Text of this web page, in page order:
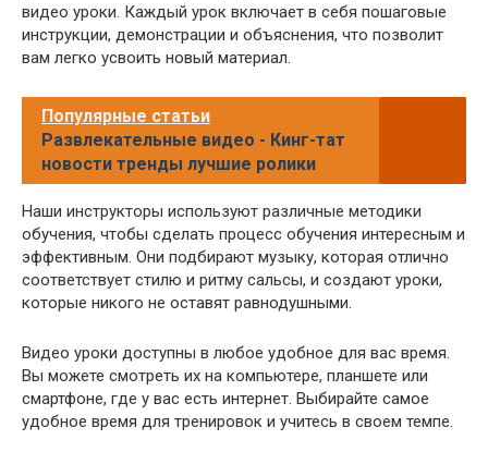
видео уроки. Каждый урок включает в себя пошаговые
инструкции, демонстрации и объяснения, что позволит
вам легко усвоить новый материал.
Популярные статьи
Развлекательные видео - Кинг-тат
новости тренды лучшие ролики
Наши инструкторы используют различные методики
обучения, чтобы сделать процесс обучения интересным и
эффективным. Они подбирают музыку, которая отлично
соответствует стилю и ритму сальсы, и создают уроки,
которые никого не оставят равнодушными.
Видео уроки доступны в любое удобное для вас время.
Вы можете смотреть их на компьютере, планшете или
смартфоне, где у вас есть интернет. Выбирайте самое
удобное время для тренировок и учитесь в своем темпе.